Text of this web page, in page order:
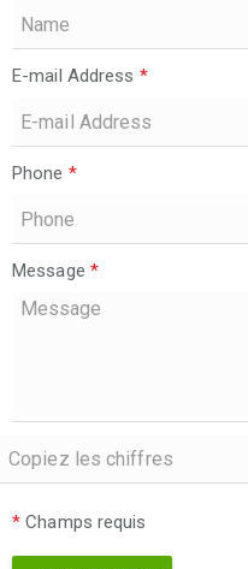
E-mail Address *
Phone *
Message *
* Champs requis